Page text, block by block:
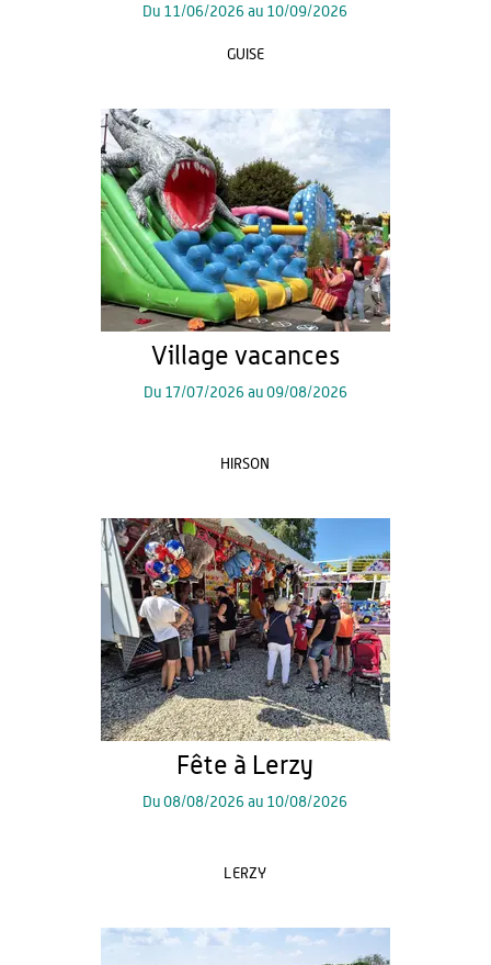
Du 11/06/2026 au 10/09/2026
GUISE
Village vacances
Du 17/07/2026 au 09/08/2026
HIRSON
Fête à Lerzy
Du08/08/2026 au 10/08/2026
LERZY